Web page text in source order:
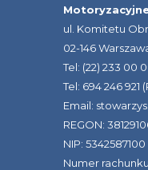
ul. Komitetu
02-146
Tel: (22) 233 00
Tel: 694 246 921
Email:
REGON:
NIP: 5342587100
Numer